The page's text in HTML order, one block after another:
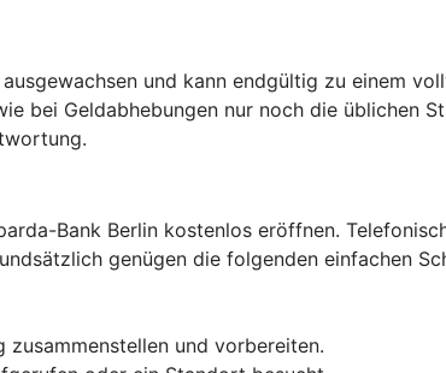
und kann endgültig zu einem
bei Geldabhebungen nur noch die üblichen
Bank Berlin kostenlos eröffnen.
genügen die folgenden einfachen
und vorbereiten.